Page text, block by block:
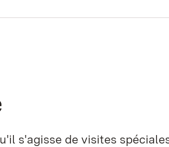
s'agisse de visites